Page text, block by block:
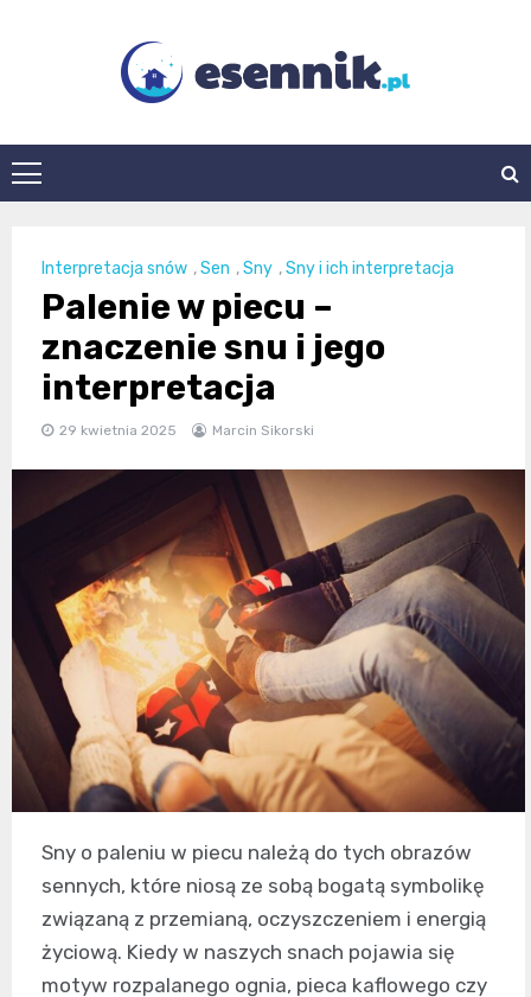
esennik.pl
Interpretacja snów ,Sen ,Sny ,Sny i ich interpretacja
Palenie w piecu –
znaczenie snu i jego
interpretacja
29 kwietnia 2025 Marcin Sikorski
Sny o paleniu w piecu należą do tych obrazów
sennych, które niosą ze sobą bogatą symbolikę
związaną z przemianą, oczyszczeniem i energią
życiową. Kiedy w naszych snach pojawia się
motyw rozpalanego ognia, pieca kaflowego czy